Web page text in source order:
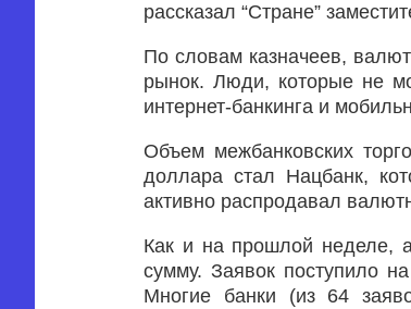
рассказал “Стране”
По словам казначеев,
рынок. Люди, которые не
интернет-банкинга и
Объем межбанковских
доллара стал Нацбанк,
активно распродавал
Как и на прошлой неделе,
сумму. Заявок поступило
Многие банки (из 64